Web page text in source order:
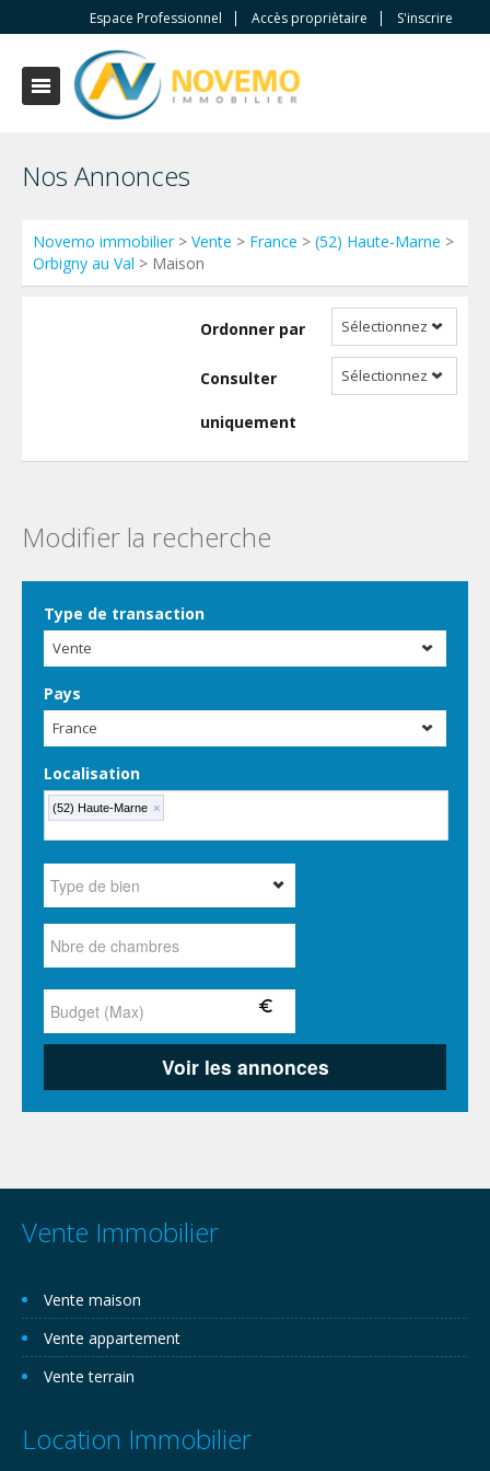
Espace Professionnel Accès propriètaire S'inscrire
Nos Annonces
Novemo immobilier> Vente > France > (52) Haute-Marne >
Orbigny au Val > Maison
Ordonner par Sélectionnez
Consulter
uniquement
Sélectionnez
Modifier la recherche
Type de transaction
Vente
Pays
France
Localisation
(52) Haute-Marne ×
Vente Immobilier
Vente maison
Vente appartement
Vente terrain
Location Immobilier